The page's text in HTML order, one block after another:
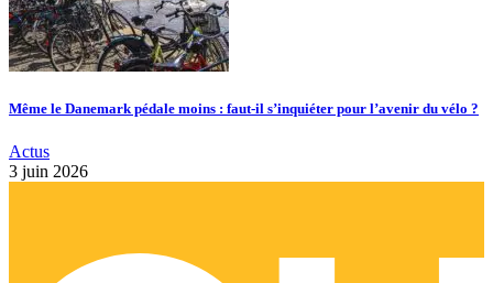
Même le Danemark pédale moins : faut-il s’inquiéter pour l’avenir du vélo ?
Actus
3 juin 2026